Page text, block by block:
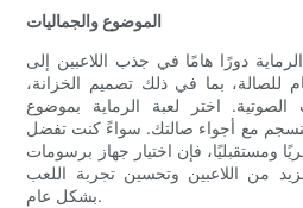
الموضوع والجماليات
دورًا هامًا في جذب اللاعبين إلى
للصالة، بما في ذلك تصميم الخزانة،
الصوتية. اختر لعبة الرماية بموضوع
مع أجواء صالتك. سواءً كنت تفضل
ومستقبليًا، فإن اختيار جهاز برسومات
من اللاعبين وتحسين تجربة اللعب
بشكل عام.